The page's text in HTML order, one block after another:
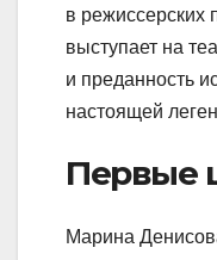
в режиссерских
выступает на
и преданность
настоящей
Первые
Марина